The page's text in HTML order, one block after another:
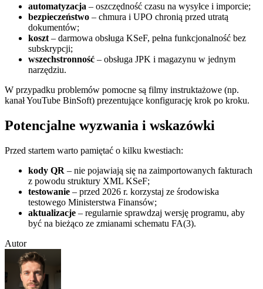
automatyzacja – oszczędność czasu na wysyłce i imporcie;
bezpieczeństwo – chmura i UPO chronią przed utratą
dokumentów;
koszt – darmowa obsługa KSeF, pełna funkcjonalność bez
subskrypcji;
wszechstronność – obsługa JPK i magazynu w jednym
narzędziu.
W przypadku problemów pomocne są filmy instruktażowe (np.
kanał YouTube BinSoft) prezentujące konfigurację krok po kroku.
Potencjalne wyzwania i wskazówki
Przed startem warto pamiętać o kilku kwestiach:
kody QR – nie pojawiają się na zaimportowanych fakturach
z powodu struktury XML KSeF;
testowanie – przed 2026 r. korzystaj ze środowiska
testowego Ministerstwa Finansów;
aktualizacje – regularnie sprawdzaj wersję programu, aby
być na bieżąco ze zmianami schematu FA(3).
Autor